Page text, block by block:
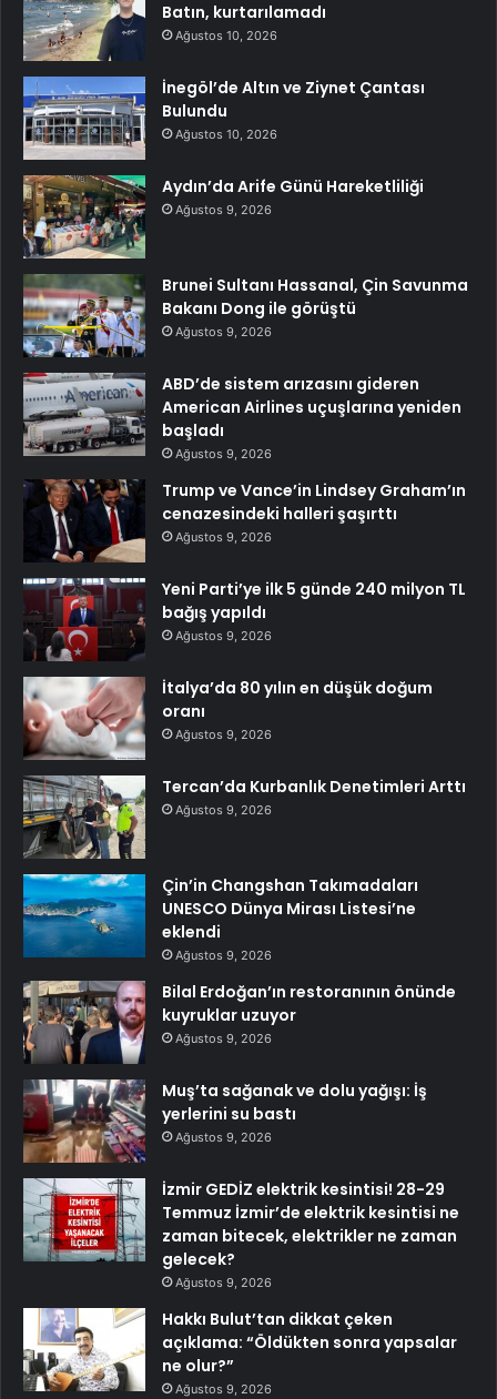
Batın, kurtarılamadı
Ağustos 10, 2026
İnegöl’de Altın ve Ziynet Çantası
Bulundu
Ağustos 10, 2026
Aydın’da Arife Günü Hareketliliği
Ağustos 9, 2026
Brunei Sultanı Hassanal, Çin Savunma
Bakanı Dong ile görüştü
Ağustos 9, 2026
ABD’de sistem arızasını gideren
American Airlines uçuşlarına yeniden
başladı
Ağustos 9, 2026
Trump ve Vance’in Lindsey Graham’ın
cenazesindeki halleri şaşırttı
Ağustos 9, 2026
Yeni Parti’ye ilk 5 günde 240 milyon TL
bağış yapıldı
Ağustos 9, 2026
İtalya’da 80 yılın en düşük doğum
oranı
Ağustos 9, 2026
Tercan’da Kurbanlık Denetimleri Arttı
Ağustos 9, 2026
Çin’in Changshan Takımadaları
UNESCO Dünya Mirası Listesi’ne
eklendi
Ağustos 9, 2026
Bilal Erdoğan’ın restoranının önünde
kuyruklar uzuyor
Ağustos 9, 2026
Muş’ta sağanak ve dolu yağışı: İş
yerlerini su bastı
Ağustos 9, 2026
İzmir GEDİZ elektrik kesintisi! 28-29
Temmuz İzmir’de elektrik kesintisi ne
zaman bitecek, elektrikler ne zaman
gelecek?
Ağustos 9, 2026
Hakkı Bulut’tan dikkat çeken
açıklama: “Öldükten sonra yapsalar
ne olur?”
Ağustos 9, 2026